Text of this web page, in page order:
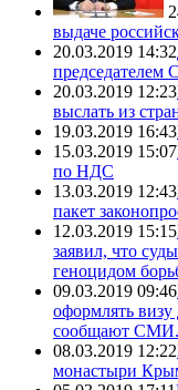
выдаче
20.03.2019 14:32
председателем
20.03.2019 12:23
выслать из
19.03.2019 16:43
15.03.2019 15:07
по НДС
13.03.2019 12:43
пакет
12.03.2019 15:15
заявил, что
геноцидом
09.03.2019 09:46
оформлять
сообщают СМИ.
08.03.2019 12:22
монастыри